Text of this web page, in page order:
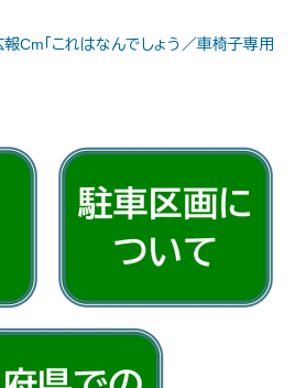
Cm「これはなんでしょう／車椅子専用